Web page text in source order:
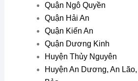
Quận Ngô Quyền
Quận Hải An
Quận Kiến An
Quận Dương Kinh
Huyện Thủy Nguyên
Huyện An Dương, An